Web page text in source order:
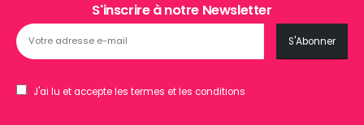
S'inscrire à notre Newsletter
J'ai lu et accepte les termes et les conditions